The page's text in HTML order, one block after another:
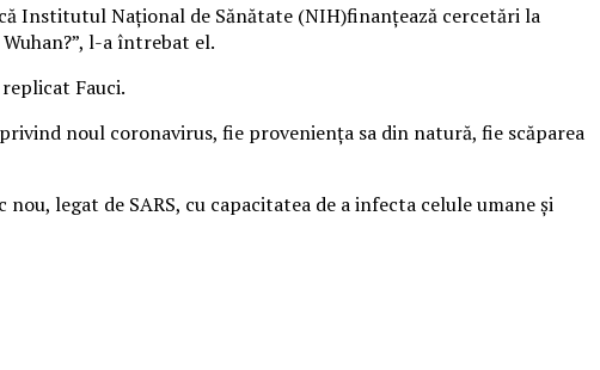
Institutul Național de Sănătate (NIH)finanțează cercetări la
l-a întrebat el.
Fauci.
noul coronavirus, fie proveniența sa din natură, fie scăparea
legat de SARS, cu capacitatea de a infecta celule umane și